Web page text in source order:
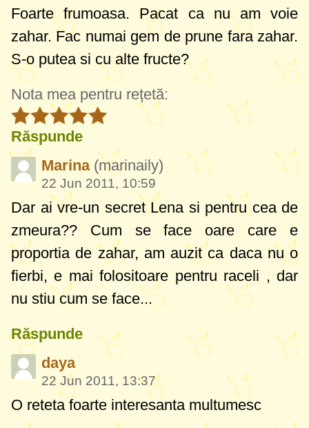
Foarte frumoasa. Pacat ca nu am voie
zahar. Fac numai gem de prune fara zahar.
S-o putea si cu alte fructe?
Nota mea pentru rețetă:
Răspunde
Marina (marinaily)
22 Jun 2011, 10:59
Dar ai vre-un secret Lena si pentru cea de
zmeura?? Cum se face oare care e
proportia de zahar, am auzit ca daca nu o
fierbi, e mai folositoare pentru raceli , dar
nu stiu cum se face...
Răspunde
daya
22 Jun 2011, 13:37
O reteta foarte interesanta multumesc